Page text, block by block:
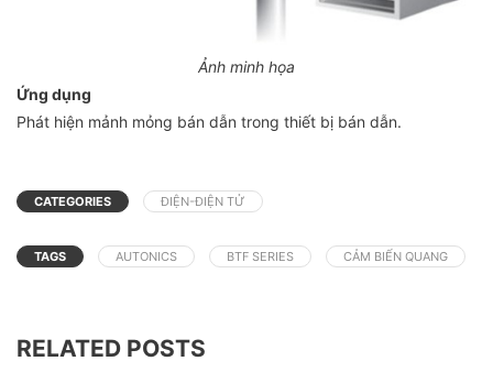
Ảnh minh họa
Ứng dụng
Phát hiện mảnh mỏng bán dẫn trong thiết bị bán dẫn.
CATEGORIES ĐIỆN-ĐIỆN TỬ
TAGS AUTONICS BTF SERIES CẢM BIẾN QUANG
RELATED POSTS